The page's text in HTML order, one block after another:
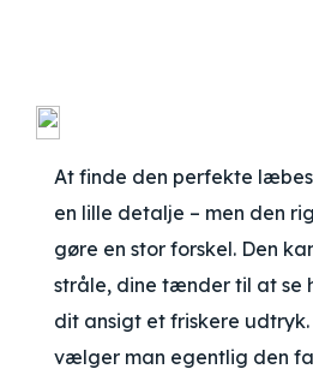
At finde den perfekte
en lille detalje – men den
gøre en stor forskel. Den
stråle, dine tænder til at se
dit ansigt et friskere
vælger man egentlig den